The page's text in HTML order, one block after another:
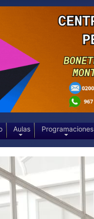
Aulas Programaciones